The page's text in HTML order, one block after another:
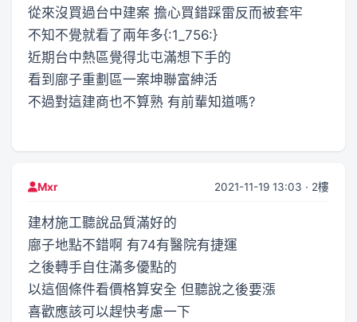
從來沒買過台中建案 擔心買錯踩雷反而被套牢
不知不覺就看了兩年多{:1_756:}
近期台中熱區覺得北屯滿想下手的
看到廍子重劃區一案坤聯富紳活
不過對這建商也不算熟 有前輩知道嗎?
Mxr 2021-11-19 13:03 · 2樓
建材施工聽說品質滿好的
廍子地點不錯啊 有74有醫院有捷運
之後轉手自住滿多優點的
以這個條件看價格算安全 但聽說之後要漲
喜歡應該可以趕快考慮一下